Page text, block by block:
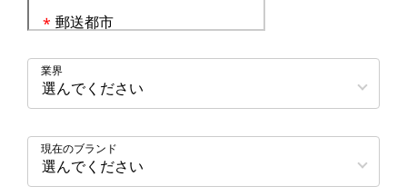
郵送都市
*
業界
現在のブランド